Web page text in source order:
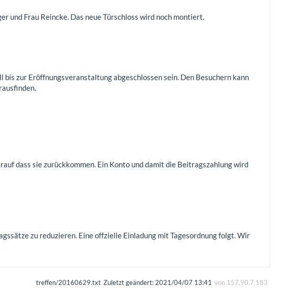
und Frau Reincke. Das neue Türschloss wird noch montiert.
bis zur Eröffnungsveranstaltung abgeschlossen sein. Den Besuchern kann
dass sie zurückkommen. Ein Konto und damit die Beitragszahlung wird
zu reduzieren. Eine offzielle Einladung mit Tagesordnung folgt. Wir
treffen/20160629.txt Zuletzt geändert:2021/04/07 13:41 von 157.90.7.183